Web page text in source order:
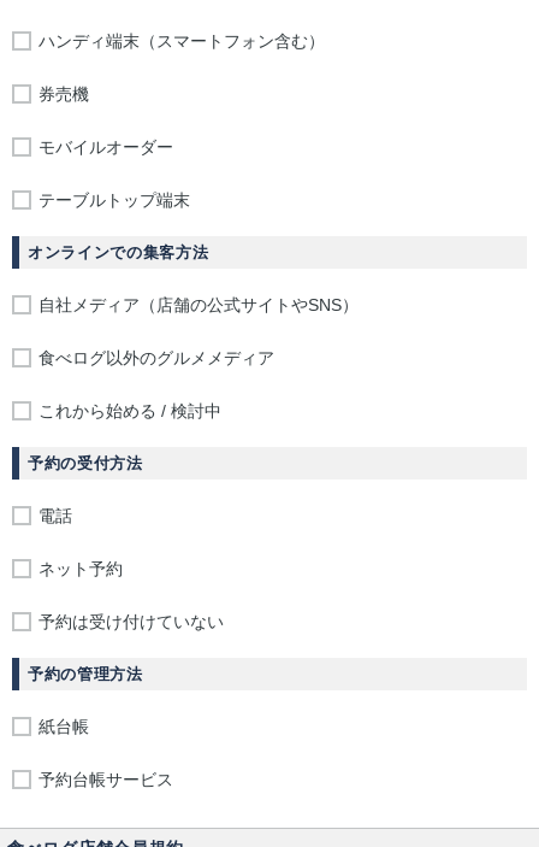
ハンディ端末（スマートフォン含む）
券売機
モバイルオーダー
テーブルトップ端末
オンラインでの集客方法
自社メディア（店舗の公式サイトやSNS）
食べログ以外のグルメメディア
これから始める / 検討中
予約の受付方法
電話
ネット予約
予約は受け付けていない
予約の管理方法
紙台帳
予約台帳サービス